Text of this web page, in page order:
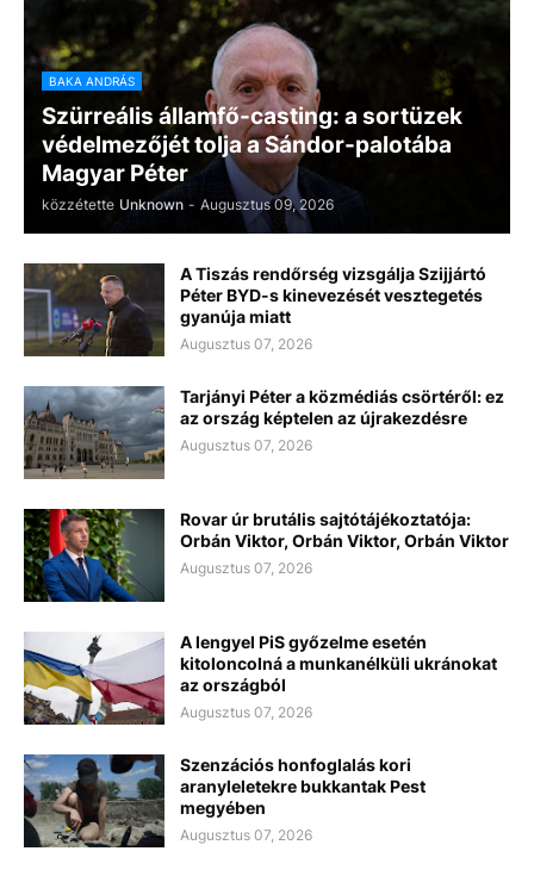
BAKA ANDRÁS
Szürreális államfő-casting: a sortüzek
védelmezőjét tolja a Sándor-palotába
Magyar Péter
közzétette Unknown - Augusztus 09, 2026
A Tiszás rendőrség vizsgálja Szijjártó
Péter BYD-s kinevezését vesztegetés
gyanúja miatt
Augusztus 07, 2026
Tarjányi Péter a közmédiás csörtéről: ez
az ország képtelen az újrakezdésre
Augusztus 07, 2026
Rovar úr brutális sajtótájékoztatója:
Orbán Viktor, Orbán Viktor, Orbán Viktor
Augusztus 07, 2026
A lengyel PiS győzelme esetén
kitoloncolná a munkanélküli ukránokat
az országból
Augusztus 07, 2026
Szenzációs honfoglalás kori
aranyleletekre bukkantak Pest
megyében
Augusztus 07, 2026